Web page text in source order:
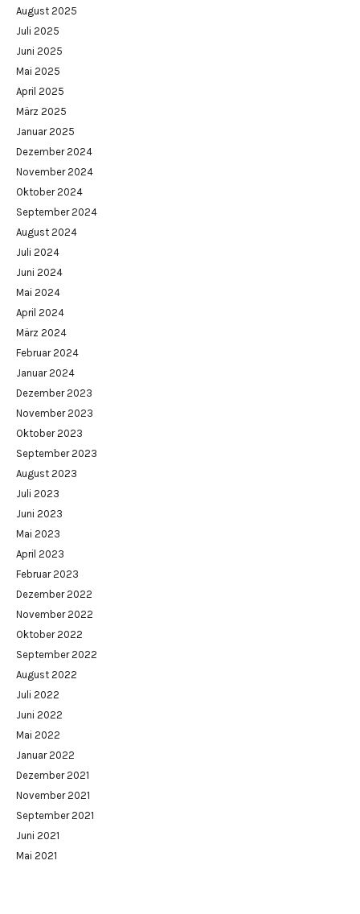
August 2025
Juli 2025
Juni 2025
Mai 2025
April 2025
März 2025
Januar 2025
Dezember 2024
November 2024
Oktober 2024
September 2024
August 2024
Juli 2024
Juni 2024
Mai 2024
April 2024
März 2024
Februar 2024
Januar 2024
Dezember 2023
November 2023
Oktober 2023
September 2023
August 2023
Juli 2023
Juni 2023
Mai 2023
April 2023
Februar 2023
Dezember 2022
November 2022
Oktober 2022
September 2022
August 2022
Juli 2022
Juni 2022
Mai 2022
Januar 2022
Dezember 2021
November 2021
September 2021
Juni 2021
Mai 2021